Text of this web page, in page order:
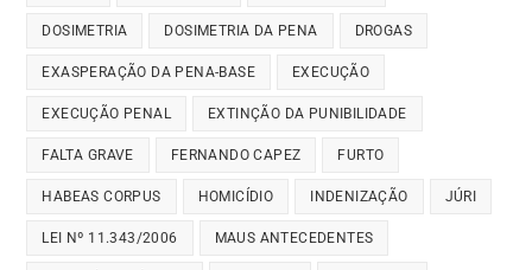
DOSIMETRIA DOSIMETRIA DA PENA DROGAS
EXASPERAÇÃO DA PENA-BASE EXECUÇÃO
EXECUÇÃO PENAL EXTINÇÃO DA PUNIBILIDADE
FALTA GRAVE FERNANDO CAPEZ FURTO
HABEAS CORPUS HOMICÍDIO INDENIZAÇÃO JÚRI
LEI Nº 11.343/2006 MAUS ANTECEDENTES